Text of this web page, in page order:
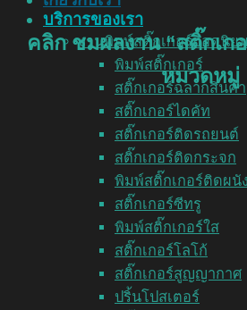
บริการของเรา
งานพิมพ์สติ๊กเกอร์ยอดนิย
พิมพ์สติ๊กเกอร์
สติ๊กเกอร์ฉลากสินค้า
สติ๊กเกอร์ไดคัท
สติ๊กเกอร์ติดรถยนต์
สติ๊กเกอร์ติดกระจก
พิมพ์สติ๊กเกอร์ติดผนัง
สติ๊กเกอร์ซีทรู
พิมพ์สติ๊กเกอร์ใส
สติ๊กเกอร์โลโก้
สติ๊กเกอร์สูญญากาศ
ปริ้นโปสเตอร์
คลิก ชมผลงาน “สติ๊กเก
หมวดหมู่